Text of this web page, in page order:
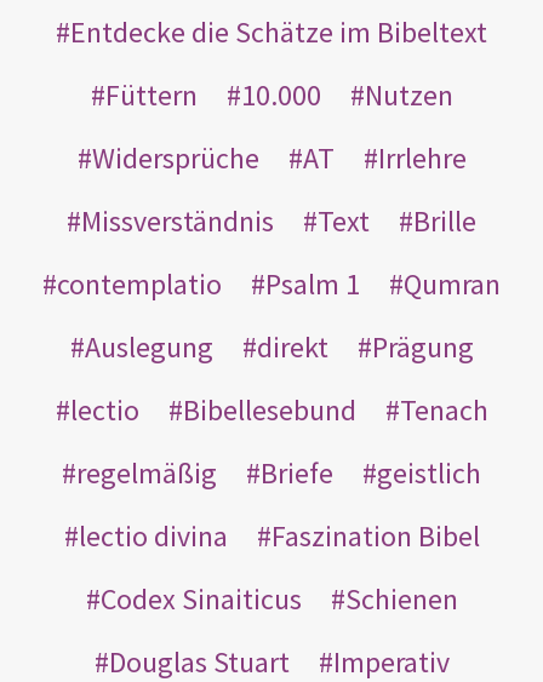
Entdecke die Schätze im Bibeltext
Füttern
10.000
Nutzen
Widersprüche
AT
Irrlehre
Missverständnis
Text
Brille
contemplatio
Psalm 1
Qumran
Auslegung
direkt
Prägung
lectio
Bibellesebund
Tenach
regelmäßig
Briefe
geistlich
lectio divina
Faszination Bibel
Codex Sinaiticus
Schienen
Douglas Stuart
Imperativ